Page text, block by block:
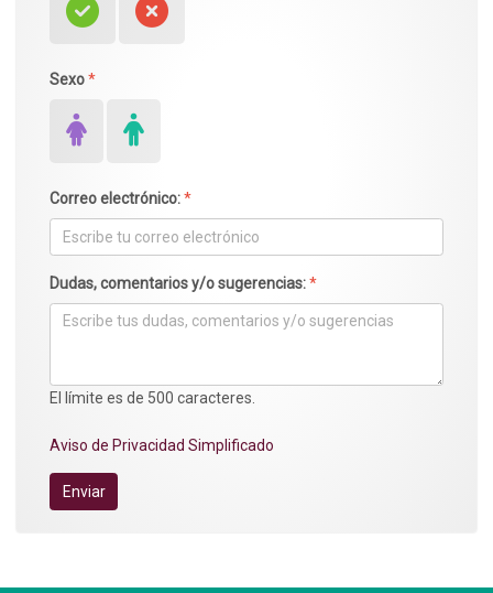
Sexo*
Correo electrónico:*
Dudas, comentarios y/o sugerencias:*
El límite es de 500 caracteres.
Aviso de Privacidad Simplificado
Enviar